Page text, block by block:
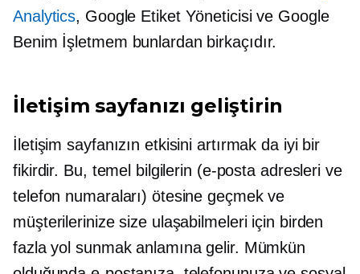
Analytics, Google Etiket Yöneticisi ve Google
Benim İşletmem bunlardan birkaçıdır.
İletişim sayfanızı geliştirin
İletişim sayfanızın etkisini artırmak da iyi bir
fikirdir. Bu, temel bilgilerin (e-posta adresleri ve
telefon numaraları) ötesine geçmek ve
müşterilerinize size ulaşabilmeleri için birden
fazla yol sunmak anlamına gelir. Mümkün